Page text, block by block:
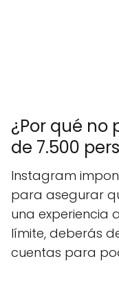
¿Por qué no
de 7.500
Instagram
para asegurar
una experiencia
límite, deberás
cuentas para